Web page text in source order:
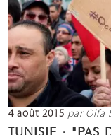
4 août 2015 par Olfa
TUNISIE : "PAS